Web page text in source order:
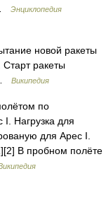
Энциклопедия
новой ракеты
ракеты
Википедия
по
I. Нагрузка для
для Арес I.
В пробном полёте